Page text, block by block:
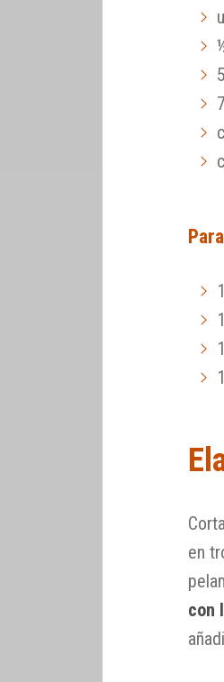
en
con